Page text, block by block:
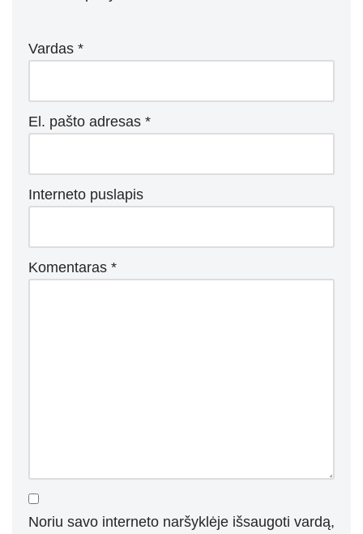
Vardas *
El. pašto adresas *
Interneto puslapis
Komentaras *
Noriu savo interneto naršyklėje išsaugoti vardą,